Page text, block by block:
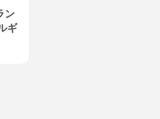
ターリップ ステイン
ン
ギ